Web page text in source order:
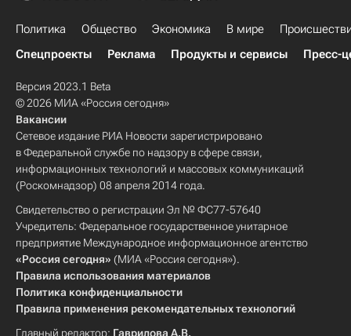
Политика Общество Экономика В мире
Спецпроекты
Реклама Продукты и сервисы Пресс-
Версия 2023.1 Beta
© 2026 МИА «Россия сегодня»
Вакансии
Сетевое издание РИА Новости зарегистрировано
в Федеральной службе по надзору в сфере связи,
информационных технологий и массовых коммуникаций
(Роскомнадзор) 08 апреля 2014 года.
Свидетельство о регистрации Эл № ФС77-57640
Учредитель: Федеральное государственное унитарное
предприятие Международное информационное агентство
«Россия сегодня» (МИА «Россия сегодня»).
Правила использования материалов
Политика конфиденциальности
Правила применения рекомендательных технологий
Главный редактор: Гаврилова А.В.